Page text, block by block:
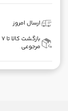
ارسال امروز
مرجوعی